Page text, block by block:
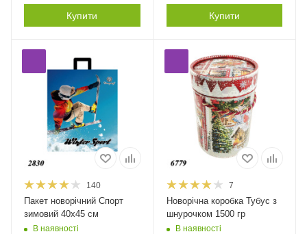
Купити Купити
140
Пакет новорічний Спорт
зимовий 40х45 см
В наявності
7
Новорічна коробка Тубус з
шнурочком 1500 гр
В наявності